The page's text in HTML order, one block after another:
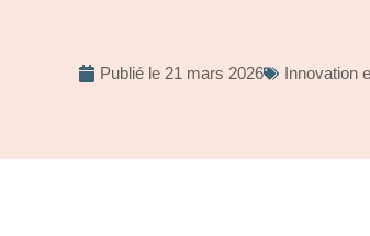
Publié le 21 mars 2026 Innovation